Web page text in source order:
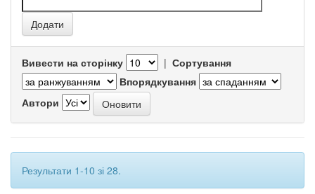
Вивести на сторінку | Сортування
Впорядкування
Автори
Результати 1-10 зі 28.